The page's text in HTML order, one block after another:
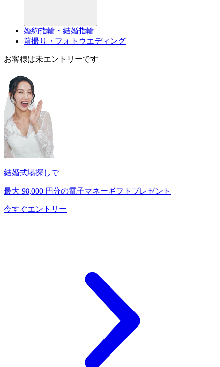
婚約指輪・結婚指輪
前撮り・フォトウエディング
お客様は未エントリーです
結婚式場探しで
最大 98,000 円分の電子マネーギフトプレゼント
今すぐエントリー